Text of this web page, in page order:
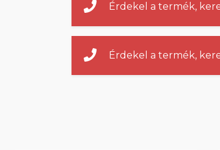
Érdekel a termék,
Érdekel a termék,